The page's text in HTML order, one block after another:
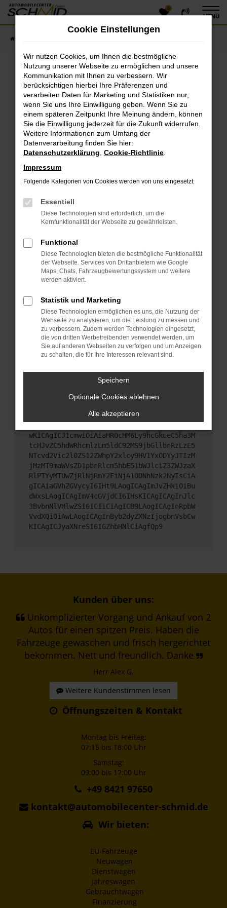
Zum
Hauptinhalt
0
MENÜ
Fehler: Network Error
Beim Laden ist ein Fehler aufgetreten.
Hier sind ein paar Tipps, die dir helfen können:
Überprüfe deine Firewall und deine
Internetverbindung.
Laden andere Webseiten, zum Beispiel deine
Suchmaschine?
Prüfe deine Browsererweiterungen.
das Laden bestimmter Seiten verhindern.
Funktioniert die Seite in einem anderen Browser
oder in einem privaten Fenster?
Das kann manchmal helfen, vorübergehende
Probleme zu beheben.
Stelle sicher, dass dein Browser und dein
Betriebssystem auf dem neuesten Stand sind.
Sicherheitsrisiko, sondern kann auch dazu führen,
dass bestimmte Funktionen nicht mehr
unterstützt werden.
Wende dich an den Webseitenbetreiber.
Wenn du alle oben genannten Schritte versucht
hast, kontaktiere uns bitte. Wir werden versuchen,
das Problem zu beheben. Du kannst uns diesen
Text schicken, um uns bei der Fehlersuche zu
unterstützen:
ewogICJuYW1lIjogIk5ldHdvcmtFcnJvciIsCiAgI
mNvbmZpZyI6IHsKICAgICJtZXRob2QiOiAiR0VUIi
wKICAgICJ1cmwiOiAiaHR0cHM6Ly9hcGkueC5ha3M
tcHJvZC5hdWRhcmlzLm5ldC92MS9jbGllbnRzLzE5
NTcvd2Vic2l0ZS12ZWhpY2xlcy9HV1YxODYyJTIzM
jMzMT9maWVsZD1pbnRlcm5hbE51bWJlciZ3ZWJzaX
RlPTYyMTUwZjRlNjRmY2FiNjA1ODNhNzk2NyIsCiA
gICAiaGVhZGVycyI6IHt9LAogICAgImJvZHkiOiBu
dWxsLAogICAgImV4cGVjdCI6IHsKICAgICAgInJlc
3BvbnNlVHlwZSI6ICIiCiAgICB9LAogICAgInRpbW
VvdXQiOiAwLAogICAgInByb2dyZXNzIjogbnVsbCw
KICAgICJyaXNreSI6IGZhbHNlCiAgfQp9
Kunden über uns:
Unkomplizierter Vorgang und Ankauf von 2
Autos für einen spitzen Preis. Haben die
Fahrzeuge gewaschen und frisch hergerichtet
bekommen. Nett und freundlich. Danke
Herr Alex G.
Weitere Kundenstimmen lesen
Öffnungszeiten & Kontakt
Montag bis Freitag:
07:15 bis 18:00 Uhr
Samstag:
09:00 bis 12:00 Uhr
+49 8421 97650
kontakt@automobilecenter-schmid.de
Wir bieten:
EU-Fahrzeuge
Neuwagen
Dienstwagen
Jahreswagen
Gebrauchtwagen
Finanzierung
Cookie Einstellungen
Wir nutzen Cookies, um Ihnen die bestmögliche
Nutzung unserer Webseite zu ermöglichen und unsere
Kommunikation mit Ihnen zu verbessern. Wir
berücksichtigen hierbei Ihre Präferenzen und
verarbeiten Daten für Marketing und Statistiken nur,
wenn Sie uns Ihre Einwilligung geben. Wenn Sie zu
einem späteren Zeitpunkt Ihre Meinung ändern, können
Sie die Einwilligung jederzeit für die Zukunft widerrufen.
Weitere Informationen zum Umfang der
Datenverarbeitung finden Sie hier:
Datenschutzerklärung Cookie-Richtlinie
Impressum
Folgende Kategorien von Cookies werden von uns eingesetzt:
Essentiell
Diese Technologien sind erforderlich, um die
Kernfunktionalität der Webseite zu gewährleisten.
Funktional
Diese Technologien bieten die bestmögliche Funktionalität
der Webseite. Services von Drittanbietern wie Google
Maps, Chats, Fahrzeugbewertungssystem und weitere
werden aktiviert.
Statistik und Marketing
Diese Technologien ermöglichen es uns, die Nutzung der
Webseite zu analysieren, um die Leistung zu messen und
zu verbessern. Zudem werden Technologien eingesetzt,
die von dritten Werbetreibenden verwendet werden, um
Sie auf anderen Webseiten zu verfolgen und um Anzeigen
zu schalten, die für Ihre Interessen relevant sind.
Speichern
Optionale Cookies ablehnen
Alle akzeptieren